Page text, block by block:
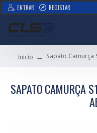
ENTRAR REGISTAR
Inicio Sapato Camurça
SAPATO CAMURÇA